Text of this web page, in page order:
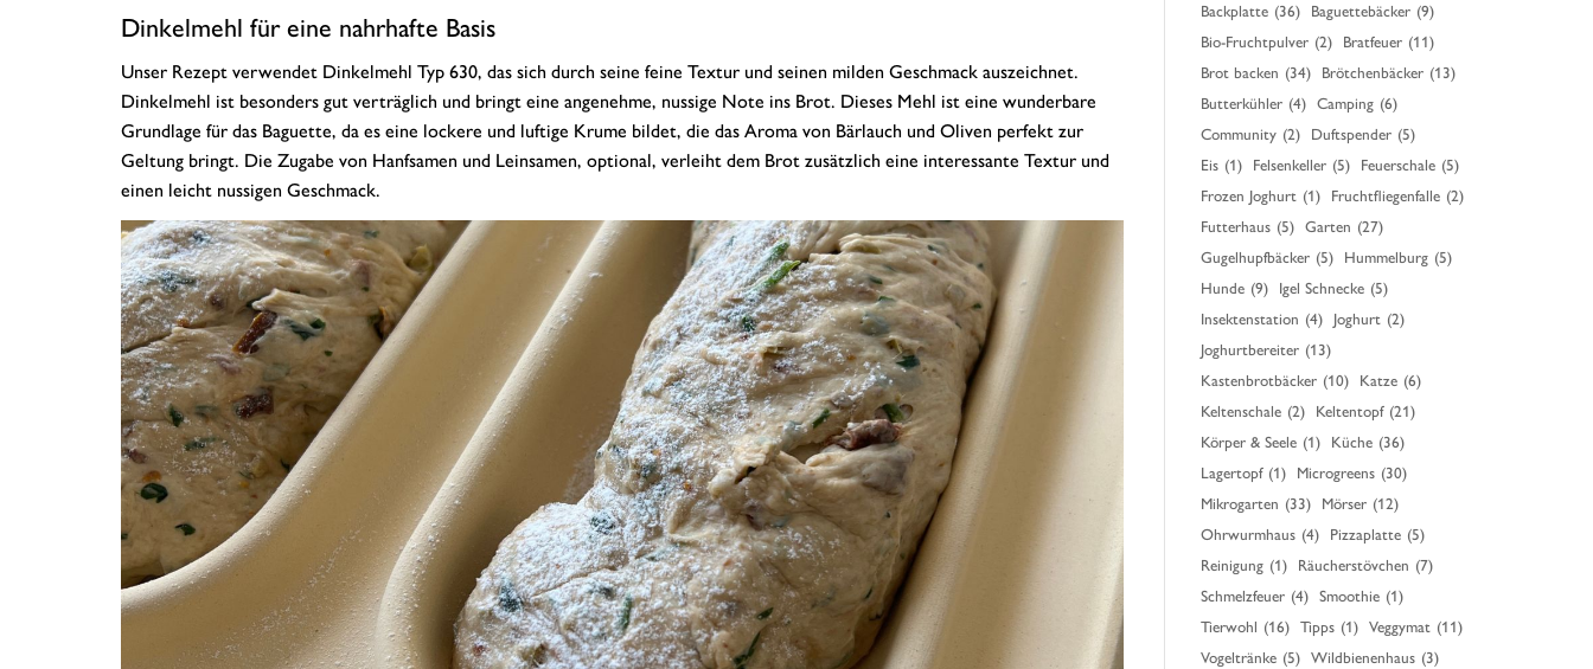
Dinkelmehl für eine nahrhafte Basis
Unser Rezept verwendet Dinkelmehl Typ 630, das sich durch seine feine Textur und seinen milden Geschmack auszeichnet.
Dinkelmehl ist besonders gut verträglich und bringt eine angenehme, nussige Note ins Brot. Dieses Mehl ist eine wunderbare
Grundlage für das Baguette, da es eine lockere und luftige Krume bildet, die das Aroma von Bärlauch und Oliven perfekt zur
Geltung bringt. Die Zugabe von Hanfsamen und Leinsamen, optional, verleiht dem Brot zusätzlich eine interessante Textur und
einen leicht nussigen Geschmack.
Backplatte (36) Baguettebäcker (9)
Bio-Fruchtpulver (2) Bratfeuer (11)
Brot backen (34) Brötchenbäcker (13)
Butterkühler (4) Camping (6)
Community (2) Duftspender (5)
Eis (1) Felsenkeller (5) Feuerschale (5)
Frozen Joghurt (1) Fruchtfliegenfalle (2)
Futterhaus (5) Garten (27)
Gugelhupfbäcker (5) Hummelburg (5)
Hunde (9) Igel Schnecke (5)
Insektenstation (4) Joghurt (2)
Joghurtbereiter (13)
Kastenbrotbäcker (10) Katze (6)
Keltenschale (2) Keltentopf (21)
Körper & Seele (1) Küche (36)
Lagertopf (1) Microgreens (30)
Mikrogarten (33) Mörser (12)
Ohrwurmhaus (4) Pizzaplatte (5)
Reinigung (1) Räucherstövchen (7)
Schmelzfeuer (4) Smoothie (1)
Tierwohl (16) Tipps (1) Veggymat (11)
Vogeltränke (5) Wildbienenhaus (3)